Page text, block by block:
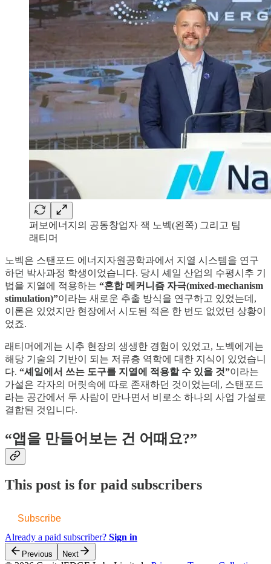
퍼보에너지의 공동창업자 잭 노벡(왼쪽) 그리고 팀
래티머
노벡은 스탠포드 에너지자원공학과에서 지열 시스템을 연구
하던 박사과정 학생이었습니다. 당시 셰일 산업의 수평시추 기
법을 지열에 적용하는 “혼합 메커니즘 자극(mixed-mechanism
stimulation)”이라는 새로운 추출 방식을 연구하고 있었는데,
이론은 있었지만 현장에서 시도된 적은 한 번도 없었던 상황이
었죠.
래티머에게는 시추 현장의 생생한 경험이 있었고, 노벡에게는
해당 기술의 기반이 되는 저류층 역학에 대한 지식이 있었습니
다. “셰일에서 쓰는 도구를 지열에 적용할 수 있을 것”이라는
가설은 각자의 머릿속에 따로 존재하던 것이었는데, 스탠포드
라는 공간에서 두 사람이 만나면서 비로소 하나의 사업 가설로
결합된 것입니다.
“앱을 만들어보는 건 어때요?”
This post is for paid subscribers
Subscribe
Already a paid subscriber? Sign in
Previous Next